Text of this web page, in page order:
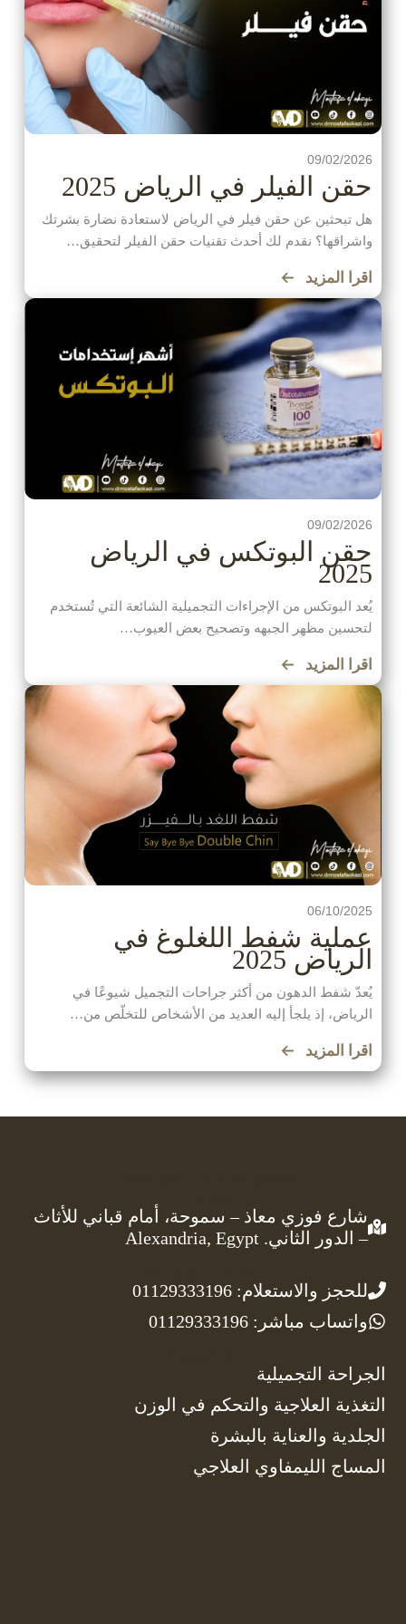
09/02/2026
حقن الفيلر في الرياض 2025
هل تبحثين عن حقن فيلر في الرياض لاستعادة نضارة بشرتك
واشراقها؟ نقدم لك أحدث تقنيات حقن الفيلر لتحقيق…
اقرا المزيد
09/02/2026
حقن البوتكس في الرياض
2025
يُعد البوتكس من الإجراءات التجميلية الشائعة التي تُستخدم
لتحسين مظهر الجبهه وتصحيح بعض العيوب…
اقرا المزيد
06/10/2025
عملية شفط اللغلوغ في
الرياض 2025
يُعدّ شفط الدهون من أكثر جراحات التجميل شيوعًا في
الرياض، إذ يلجأ إليه العديد من الأشخاص للتخلّص من…
اقرا المزيد
شارع فوزي معاذ – سموحة، أمام قباني للأثاث
– الدور الثاني. Alexandria, Egypt
للحجز والاستعلام: 01129333196
واتساب مباشر: 01129333196
الجراحة التجميلية
التغذية العلاجية والتحكم في الوزن
الجلدية والعناية بالبشرة
المساج الليمفاوي العلاجي